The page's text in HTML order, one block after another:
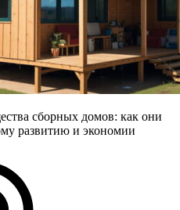
сборных домов: как они
развитию и экономии